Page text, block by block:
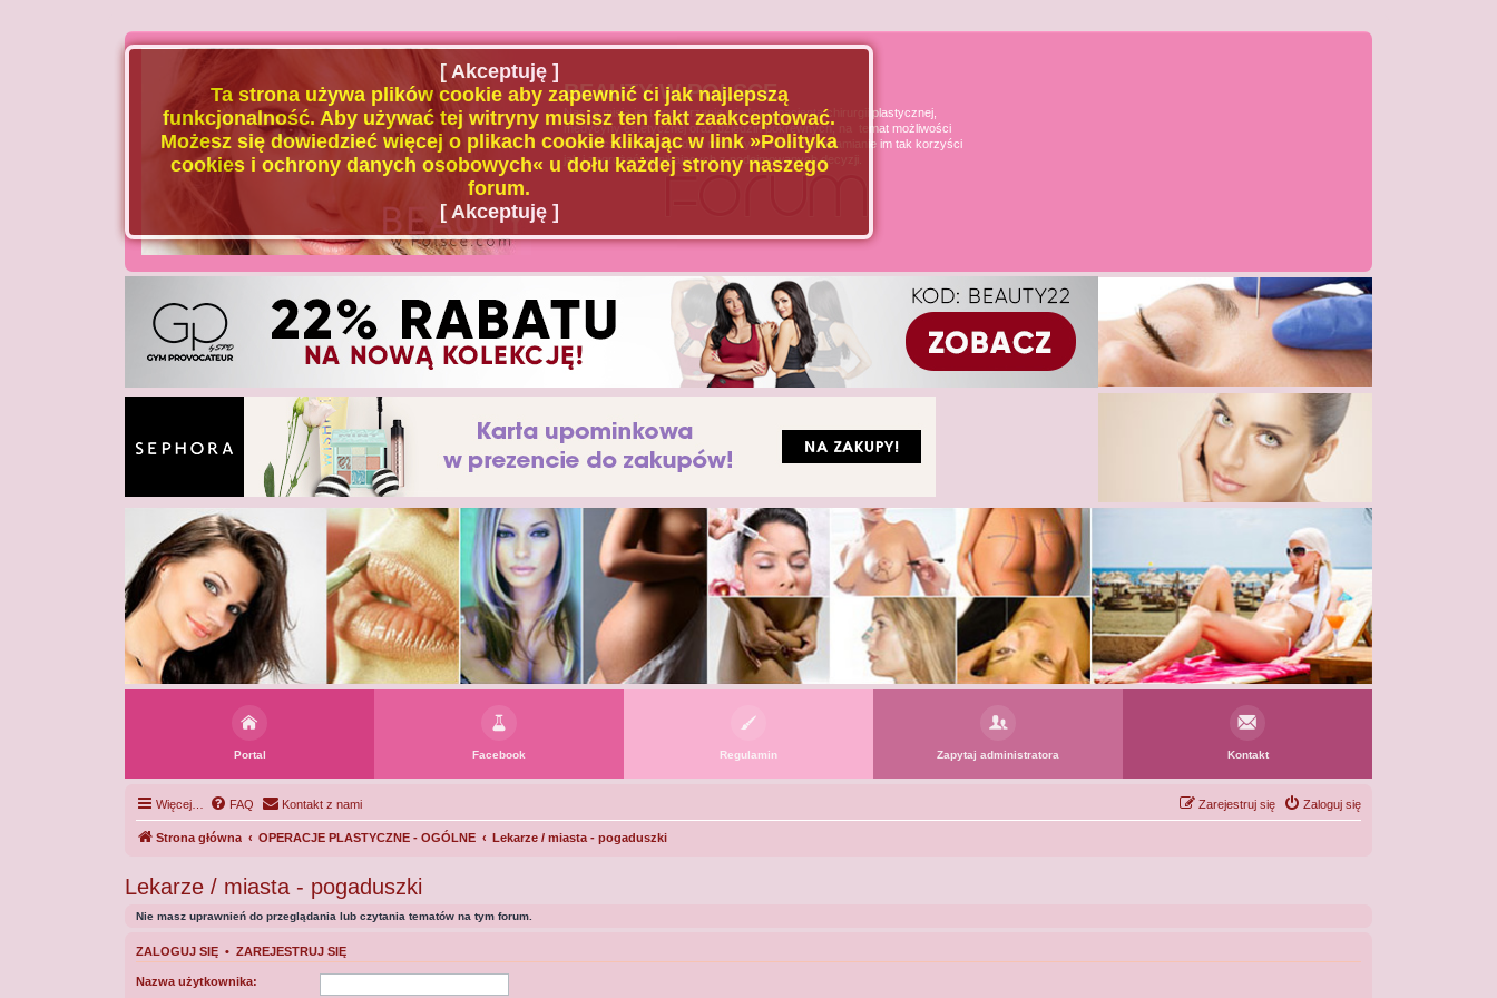
BEAUTY W POLSCE
Naszą misją jest poszerzanie wiedzy u pacjenta chirurgii plastycznej,
medycyny estetycznej oraz dziedzin pokrewnych, na temat możliwości
i ograniczeń tych dziedzin medycyny, oraz uświadamianie im tak korzyści
jak i zagrożeń wynikających z podejmowanych decyzji.
Portal Facebook Regulamin Zapytaj administratora Kontakt
Więcej… FAQ Kontakt z nami Zaloguj się
Zarejestruj się
Strona główna OPERACJE PLASTYCZNE - OGÓLNE Lekarze / miasta - pogaduszki
Lekarze / miasta - pogaduszki
Nie masz uprawnień do przeglądania lub czytania tematów na tym forum.
ZALOGUJ SIĘ • ZAREJESTRUJ SIĘ
Nazwa użytkownika:
[ Akceptuję ]
Ta strona używa plików cookie aby zapewnić ci jak najlepszą
funkcjonalność. Aby używać tej witryny musisz ten fakt zaakceptować.
Możesz się dowiedzieć więcej o plikach cookie klikając w link »Polityka
cookies i ochrony danych osobowych« u dołu każdej strony naszego
forum.
[ Akceptuję ]